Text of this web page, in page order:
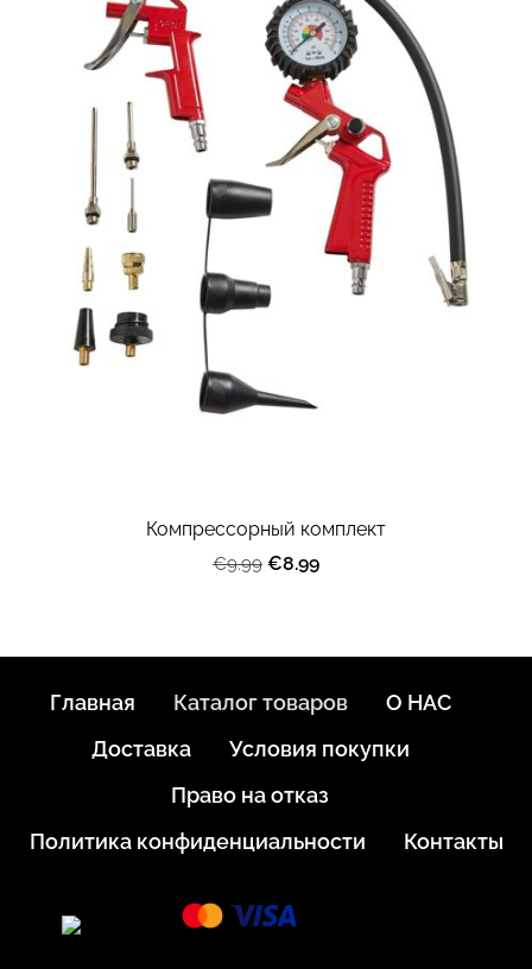
Компрессорный комплект
€9.99 €8.99
Главная Каталог товаров
О НАС
Доставка
Условия покупки
Право на отказ
Политика конфиденциальности
Контакты